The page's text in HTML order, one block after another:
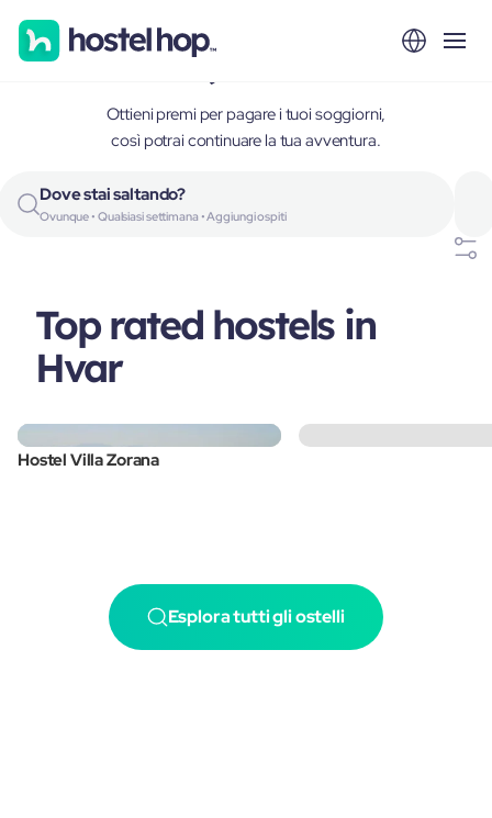
Hvar, Croatia
Ottieni premi per pagare i tuoi soggiorni,
così potrai continuare la tua avventura.
Dove stai saltando?
Ovunque • Qualsiasi settimana • Aggiungi ospiti
Top rated hostels in
Hvar
Hostel Villa Zorana
Esplora tutti gli ostelli